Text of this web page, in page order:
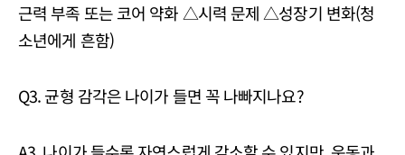
근력 부족 또는 코어 약화 △시력 문제 △성장기 변화(청
소년에게 흔함)
Q3. 균형 감각은 나이가 들면 꼭 나빠지나요?